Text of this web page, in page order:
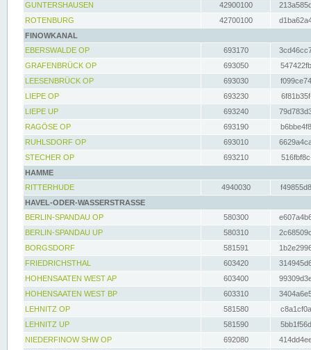
GUNTERSHAUSEN
42900100
ROTENBURG
42700100
FINOWKANAL
EBERSWALDE OP
693170
GRAFENBRÜCK OP
693050
LEESENBRÜCK OP
693030
LIEPE OP
693230
LIEPE UP
693240
RAGÖSE OP
693190
RUHLSDORF OP
693010
STECHER OP
693210
HAMME
RITTERHUDE
4940030
HAVEL-ODER-WASSERSTRASSE
BERLIN-SPANDAU OP
580300
BERLIN-SPANDAU UP
580310
BORGSDORF
581591
FRIEDRICHSTHAL
603420
HOHENSAATEN WEST AP
603400
HOHENSAATEN WEST BP
603310
LEHNITZ OP
581580
LEHNITZ UP
581590
NIEDERFINOW SHW OP
692080